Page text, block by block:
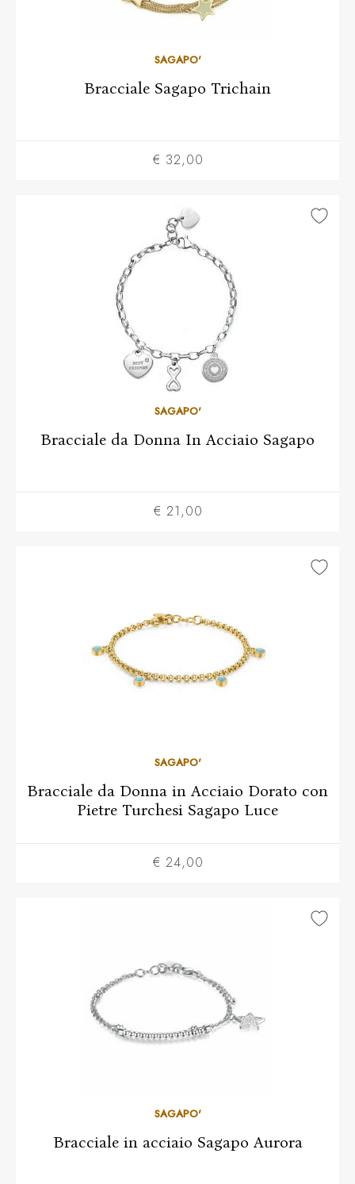
SAGAPO'
Bracciale Sagapo Trichain
€ 32,00
SAGAPO'
Bracciale da Donna In Acciaio Sagapo
€ 21,00
SAGAPO'
Bracciale da Donna in Acciaio Dorato con
Pietre Turchesi Sagapo Luce
€ 24,00
SAGAPO'
Bracciale in acciaio Sagapo Aurora